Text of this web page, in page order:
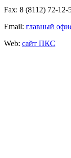
Fax: 8 (8112) 72-12-
Email: главный
Web: сайт ПКС